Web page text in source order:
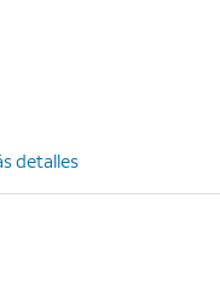
detalles